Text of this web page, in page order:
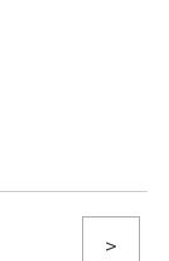
>